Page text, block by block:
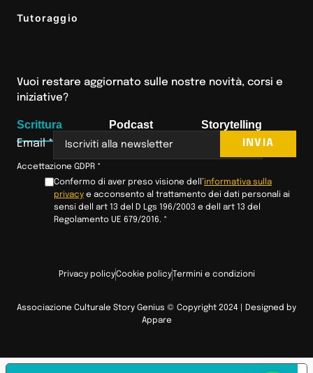
Tutoraggio
Vuoi restare aggiornato sulle nostre novità, corsi e
iniziative?
Scrittura
Email*
Accettazione GDPR *
Confermo di aver preso visione dell’informativa sulla
privacy e acconsento al trattamento dei dati personali ai
sensi dell art 13 del D Lgs 196/2003 e dell art 13 del
Regolamento UE 679/2016. *
INVIA
Podcast Storytelling
Associazione Culturale Story Genius © Copyright 2024 | Designed by
Appare
Privacy policyCookie policy Termini e condizioni